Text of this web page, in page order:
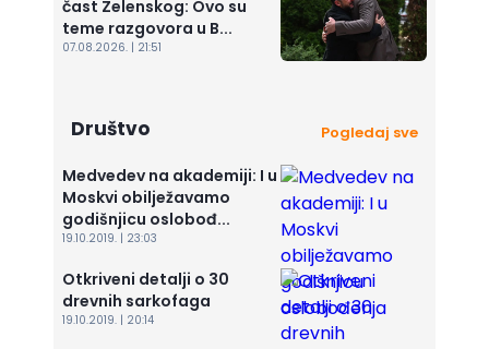
čast Zelenskog: Ovo su
teme razgovora u B...
07.08.2026. | 21:51
Društvo Pogledaj sve
Medvedev na akademiji: I u
Moskvi obilježavamo
godišnjicu oslobođ...
19.10.2019. | 23:03
Otkriveni detalji o 30
drevnih sarkofaga
19.10.2019. | 20:14